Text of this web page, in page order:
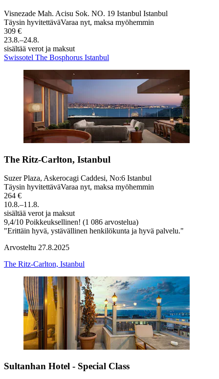
Visnezade Mah. Acisu Sok. NO. 19 Istanbul Istanbul
Täysin hyvitettäväVaraa nyt, maksa myöhemmin
309 €
23.8.–24.8.
sisältää verot ja maksut
Swissotel The Bosphorus Istanbul
The Ritz-Carlton, Istanbul
Suzer Plaza, Askerocagi Caddesi, No:6 Istanbul
Täysin hyvitettäväVaraa nyt, maksa myöhemmin
264 €
10.8.–11.8.
sisältää verot ja maksut
9,4/10 Poikkeuksellinen! (1 086 arvostelua)
"Erittäin hyvä, ystävällinen henkilökunta ja hyvä palvelu."
Arvosteltu 27.8.2025
The Ritz-Carlton, Istanbul
Sultanhan Hotel - Special Class